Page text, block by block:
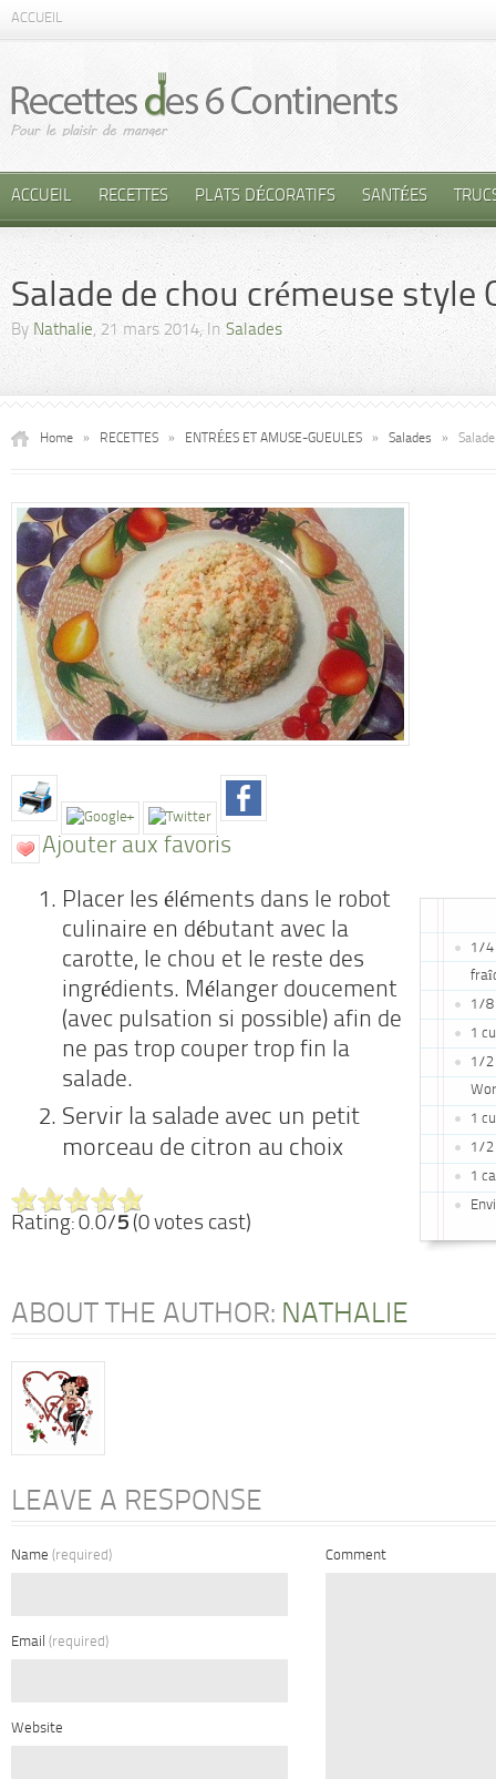
ACCUEIL
ACCUEIL RECETTES PLATS DÉCORATIFS SANTÉES
Salade de chou crémeuse style
By Nathalie, 21 mars 2014, In Salades
Home » RECETTES » ENTRÉES ET AMUSE-GUEULES » Salades »
Ajouter aux favoris
1/4
1/8
1
1/2
1
1/2
1
Placer les éléments dans le robot
culinaire en débutant avec la
carotte, le chou et le reste des
ingrédients. Mélanger doucement
(avec pulsation si possible) afin de
ne pas trop couper trop fin la
salade.
Servir la salade avec un petit
morceau de citron au choix
Rating: 0.0/5 (0 votes cast)
ABOUT THE AUTHOR: NATHALIE
LEAVE A RESPONSE
Name (required)
Email (required)
Website
Comment